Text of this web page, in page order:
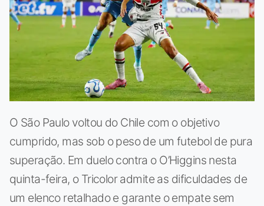
O São Paulo voltou do Chile com o objetivo
cumprido, mas sob o peso de um futebol de pura
superação. Em duelo contra o O’Higgins nesta
quinta-feira, o Tricolor admite as dificuldades de
um elenco retalhado e garante o empate sem